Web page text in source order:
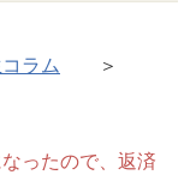
ラム ＞
ったので、返済